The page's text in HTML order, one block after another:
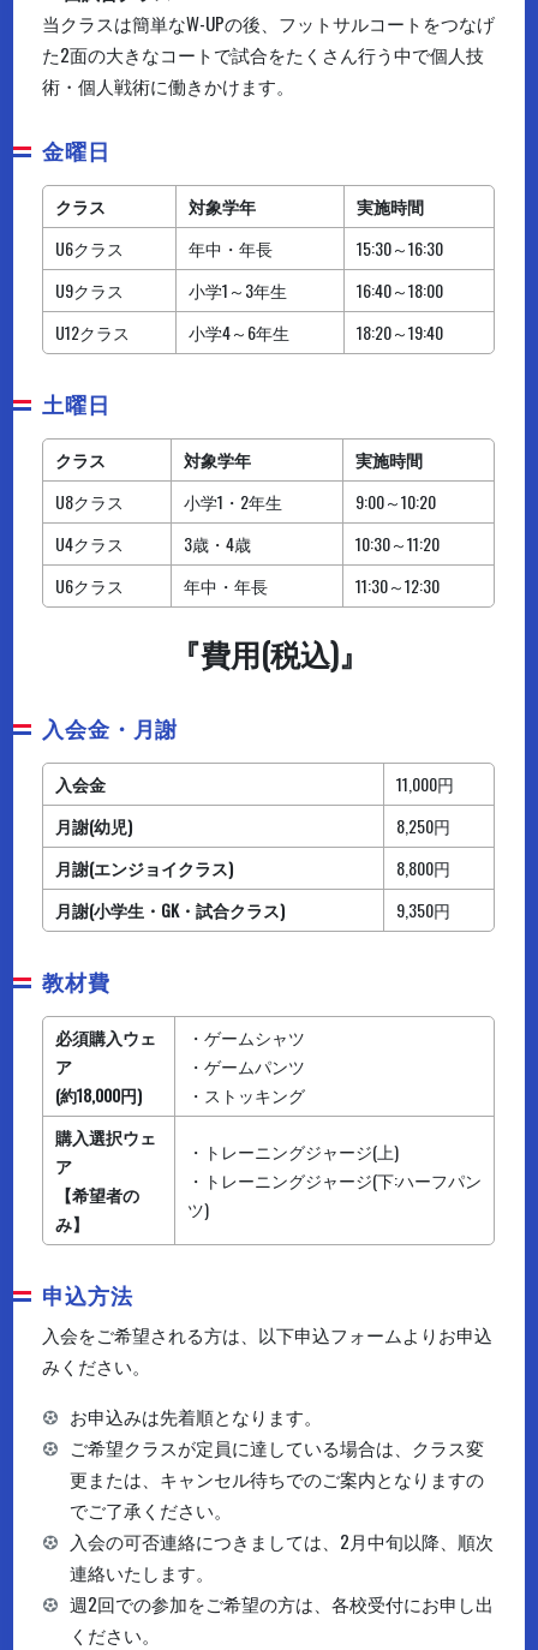
当クラスは簡単なW-UPの後、フットサルコートをつなげ
た2面の大きなコートで試合をたくさん行う中で個人技
術・個人戦術に働きかけます。
金曜日
クラス 対象学年
実施時間
U6クラス
年中・年長
15:30～16:30
U9クラス
小学1～3年生
16:40～18:00
U12クラス
小学4～6年生 18:20～19:40
土曜日
クラス 対象学年
実施時間
U8クラス
小学1・2年生
9:00～10:20
U4クラス
3歳・4歳
10:30～11:20
U6クラス
年中・年長 11:30～12:30
『費用(税込)』
入会金・月謝
入会金
11,000円
月謝(幼児)
8,250円
月謝(エンジョイクラス)
8,800円
月謝(小学生・GK・試合クラス)
9,350円
教材費
必須購入ウェ
ア
(約18,000円)
・ゲームシャツ
・ゲームパンツ
・ストッキング
購入選択ウェ
ア
【希望者の
み】
・トレーニングジャージ(上)
・トレーニングジャージ(下:ハーフパン
ツ)
申込方法
入会をご希望される方は、以下申込フォームよりお申込
みください。
お申込みは先着順となります。
ご希望クラスが定員に達している場合は、クラス変
更または、キャンセル待ちでのご案内となりますの
でご了承ください。
入会の可否連絡につきましては、2月中旬以降、順次
連絡いたします。
週2回での参加をご希望の方は、各校受付にお申し出
ください。